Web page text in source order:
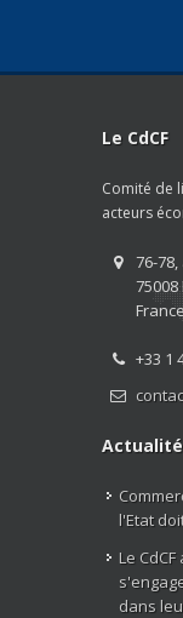
Le CdCF
Comité de
acteurs
76-
+33 1
l'Etat
Le
dans